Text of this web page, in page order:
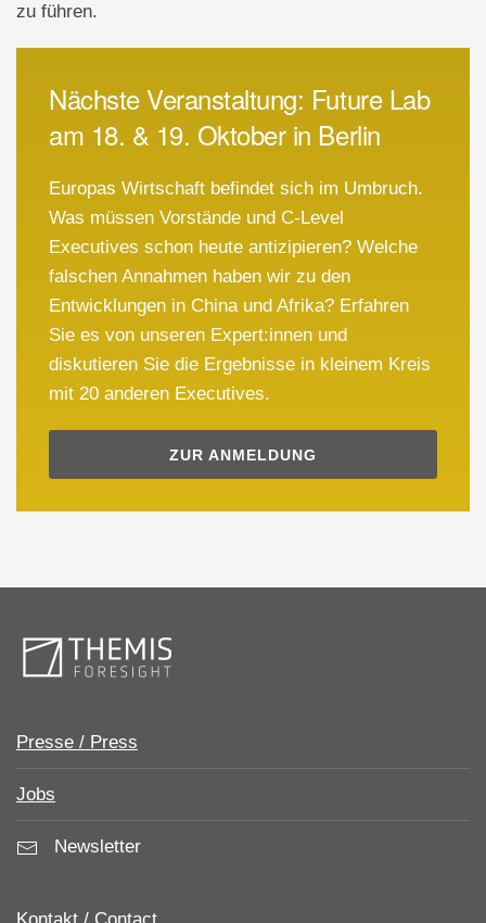
zu führen.
Nächste Veranstaltung: Future Lab
am 18. & 19. Oktober in Berlin
Europas Wirtschaft befindet sich im Umbruch.
Was müssen Vorstände und C-Level
Executives schon heute antizipieren? Welche
falschen Annahmen haben wir zu den
Entwicklungen in China und Afrika? Erfahren
Sie es von unseren Expert:innen und
diskutieren Sie die Ergebnisse in kleinem Kreis
mit 20 anderen Executives.
ZUR ANMELDUNG
Presse / Press
Jobs
Newsletter